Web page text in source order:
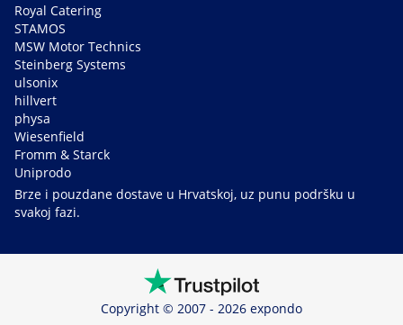
Royal Catering
STAMOS
MSW Motor Technics
Steinberg Systems
ulsonix
hillvert
physa
Wiesenfield
Fromm & Starck
Uniprodo
Brze i pouzdane dostave u Hrvatskoj, uz punu podršku u
svakoj fazi.
Copyright © 2007 - 2026 expondo